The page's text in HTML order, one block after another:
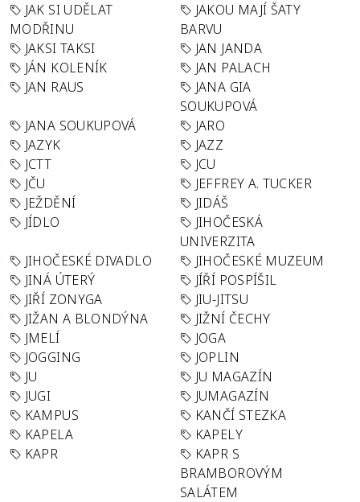
JAK SI UDĚLAT
MODŘINU
JAKOU MAJÍ ŠATY
BARVU
JAKSI TAKSI
JAN JANDA
JÁN KOLENÍK
JAN PALACH
JAN RAUS
JANA GIA
SOUKUPOVÁ
JANA SOUKUPOVÁ
JARO
JAZYK
JAZZ
JCTT
JCU
JČU
JEFFREY A. TUCKER
JEŽDĚNÍ
JIDÁŠ
JÍDLO
JIHOČESKÁ
UNIVERZITA
JIHOČESKÉ DIVADLO
JIHOČESKÉ MUZEUM
JINÁ ÚTERÝ
JÍŘÍ POSPÍŠIL
JIŘÍ ZONYGA
JIU-JITSU
JIŽAN A BLONDÝNA
JIŽNÍ ČECHY
JMELÍ
JOGA
JOGGING
JOPLIN
JU
JU MAGAZÍN
JUGI
JUMAGAZÍN
KAMPUS
KANČÍ STEZKA
KAPELA
KAPELY
KAPR
KAPR S
BRAMBOROVÝM
SALÁTEM